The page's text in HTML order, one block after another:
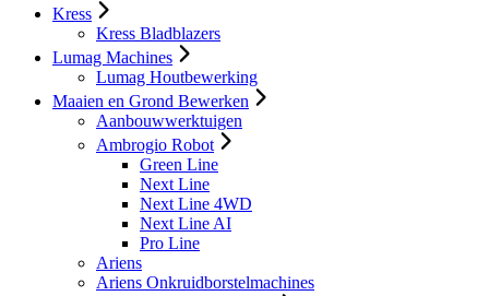
Kress
Kress Bladblazers
Lumag Machines
Lumag Houtbewerking
Maaien en Grond Bewerken
Aanbouwwerktuigen
Ambrogio Robot
Green Line
Next Line
Next Line 4WD
Next Line AI
Pro Line
Ariens
Ariens Onkruidborstelmachines